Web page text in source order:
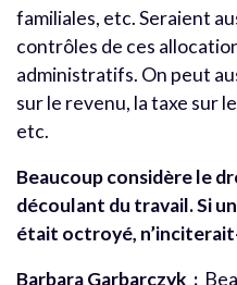
familiales, etc. Seraient
contrôles de ces
administratifs. On peut
sur le revenu, la taxe sur
etc.
Beaucoup considère le
découlant du travail. Si
était octroyé,
Barbara Garbarczyk :